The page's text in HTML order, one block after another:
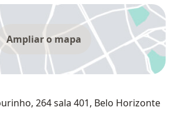
Ampliar o mapa
264 sala 401, Belo Horizonte